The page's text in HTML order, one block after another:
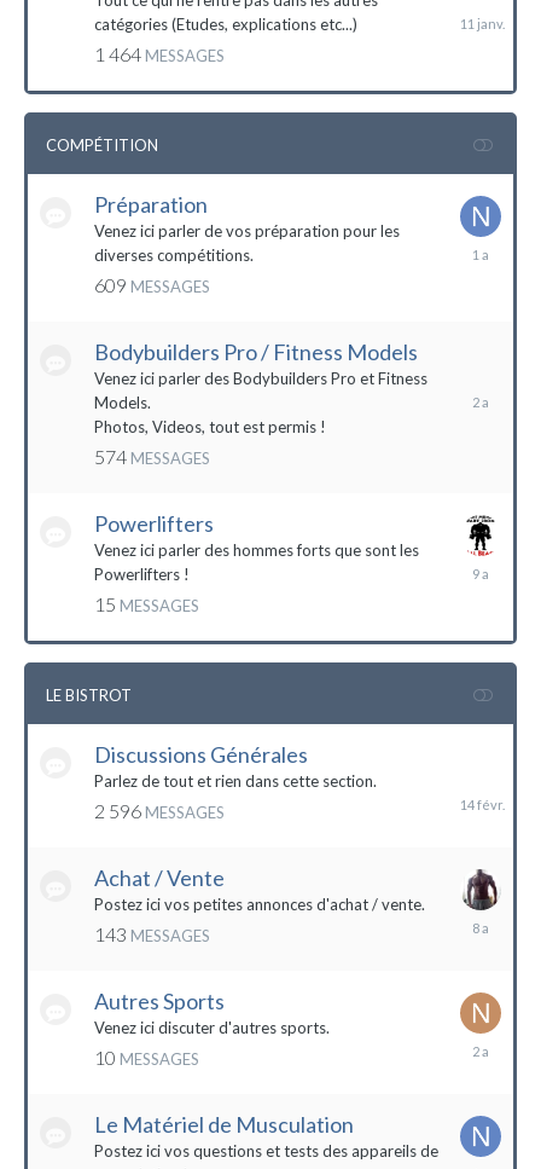
catégories (Etudes, explications etc...)
1 464 MESSAGES
COMPÉTITION
Préparation
Venez ici parler de vos préparation pour les
diverses compétitions.
609 MESSAGES
14
Bodybuilders Pro / Fitness Models
Venez ici parler des Bodybuilders Pro et Fitness
Models.
Photos, Videos, tout est permis !
574 MESSAGES
2021
Powerlifters
Venez ici parler des hommes forts que sont les
Powerlifters !
15 MESSAGES
LE BISTROT
Discussions Générales
Parlez de tout et rien dans cette section.
2 596 MESSAGES
Achat / Vente
Postez ici vos petites annonces d'achat / vente.
143 MESSAGES
Autres Sports
Venez ici discuter d'autres sports.
10 MESSAGES
18
Le Matériel de Musculation
Postez ici vos questions et tests des appareils de